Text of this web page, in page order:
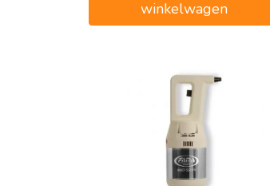
winkelwagen